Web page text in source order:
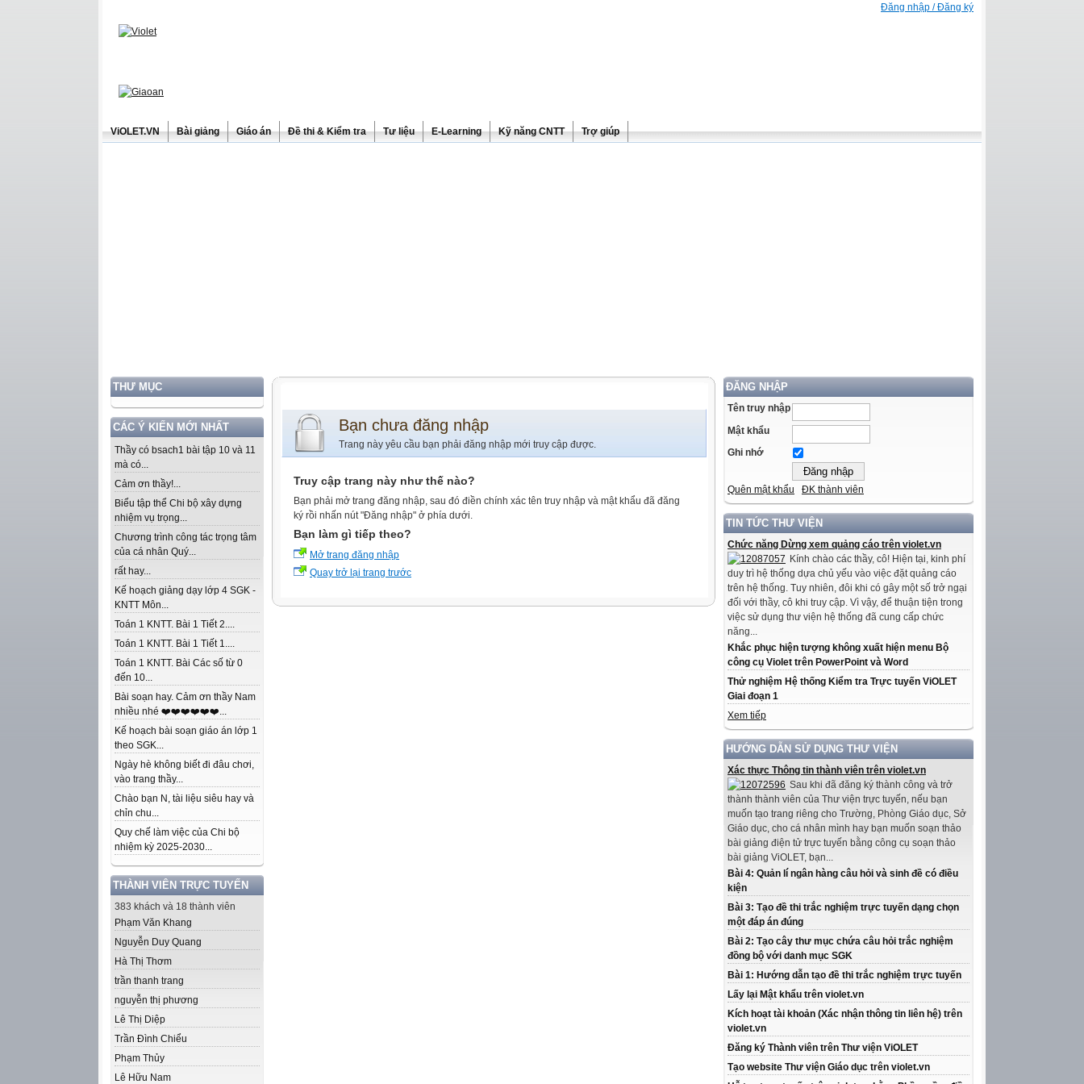
Đăng nhập / Đăng ký
ViOLET.VN Bài giảng Giáo án Đề thi & Kiểm tra Tư liệu E-Learning Kỹ năng CNTT Trợ giúp
THƯ MỤC
CÁC Ý KIẾN MỚI NHẤT
Thầy có bsach1 bài tập 10 và 11
mà có...
Cảm ơn thầy!...
Biểu tập thể Chi bộ xây dựng
nhiệm vụ trọng...
Chương trình công tác trọng tâm
của cá nhân Quý...
rất hay...
Kế hoạch giảng dạy lớp 4 SGK -
KNTT Môn...
Toán 1 KNTT. Bài 1 Tiết 2....
Toán 1 KNTT. Bài 1 Tiết 1....
Toán 1 KNTT. Bài Các số từ 0
đến 10...
Bài soạn hay. Cảm ơn thầy Nam
nhiều nhé ❤️❤️❤️❤️❤️❤️...
Kế hoạch bài soạn giáo án lớp 1
theo SGK...
Ngày hè không biết đi đâu chơi,
vào trang thầy...
Chào bạn N, tài liệu siêu hay và
chỉn chu...
Quy chế làm việc của Chi bộ
nhiệm kỳ 2025-2030...
THÀNH VIÊN TRỰC TUYẾN
383 khách và 18 thành viên
Phạm Văn Khang
Nguyễn Duy Quang
Hà Thị Thơm
trần thanh trang
nguyễn thị phương
Lê Thị Diệp
Trần Đình Chiểu
Phạm Thủy
Lê Hữu Nam
ĐĂNG NHẬP
Tên truy nhập
Mật khẩu
Ghi nhớ
Quên mật khẩu ĐK thành viên
TIN TỨC THƯ VIỆN
Chức năng Dừng xem quảng cáo trên violet.vn
Kính chào các thầy, cô! Hiện tại, kinh phí
duy trì hệ thống dựa chủ yếu vào việc đặt quảng cáo
trên hệ thống. Tuy nhiên, đôi khi có gây một số trở ngại
đối với thầy, cô khi truy cập. Vì vậy, để thuận tiện trong
việc sử dụng thư viện hệ thống đã cung cấp chức
năng...
Khắc phục hiện tượng không xuất hiện menu Bộ
công cụ Violet trên PowerPoint và Word
Thử nghiệm Hệ thống Kiểm tra Trực tuyến ViOLET
Giai đoạn 1
Xem tiếp
HƯỚNG DẪN SỬ DỤNG THƯ VIỆN
Xác thực Thông tin thành viên trên violet.vn
Sau khi đã đăng ký thành công và trở
thành thành viên của Thư viện trực tuyến, nếu bạn
muốn tạo trang riêng cho Trường, Phòng Giáo dục, Sở
Giáo dục, cho cá nhân mình hay bạn muốn soạn thảo
bài giảng điện tử trực tuyến bằng công cụ soạn thảo
bài giảng ViOLET, bạn...
Bài 4: Quản lí ngân hàng câu hỏi và sinh đề có điều
kiện
Bài 3: Tạo đề thi trắc nghiệm trực tuyến dạng chọn
một đáp án đúng
Bài 2: Tạo cây thư mục chứa câu hỏi trắc nghiệm
đồng bộ với danh mục SGK
Bài 1: Hướng dẫn tạo đề thi trắc nghiệm trực tuyến
Lấy lại Mật khẩu trên violet.vn
Kích hoạt tài khoản (Xác nhận thông tin liên hệ) trên
violet.vn
Đăng ký Thành viên trên Thư viện ViOLET
Tạo website Thư viện Giáo dục trên violet.vn
Bạn chưa đăng nhập
Trang này yêu cầu bạn phải đăng nhập mới truy cập được.
Truy cập trang này như thế nào?
Bạn phải mở trang đăng nhập, sau đó điền chính xác tên truy nhập và mật khẩu đã đăng
ký rồi nhấn nút "Đăng nhập" ở phía dưới.
Bạn làm gì tiếp theo?
Mở trang đăng nhập
Quay trở lại trang trước